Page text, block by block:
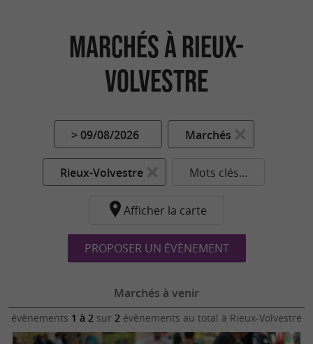
Marchés à Rieux-
Volvestre
> 09/08/2026 Marchés
Rieux-Volvestre Mots clés...
Afficher la carte
PROPOSER UN ÉVÈNEMENT
Marchés à venir
évènements 1 à 2 sur 2 évènements au total à Rieux-Volvestre